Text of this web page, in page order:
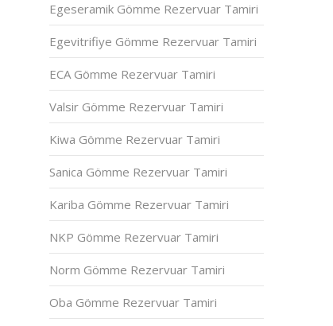
Egeseramik Gömme Rezervuar Tamiri
Egevitrifiye Gömme Rezervuar Tamiri
ECA Gömme Rezervuar Tamiri
Valsir Gömme Rezervuar Tamiri
Kiwa Gömme Rezervuar Tamiri
Sanica Gömme Rezervuar Tamiri
Kariba Gömme Rezervuar Tamiri
NKP Gömme Rezervuar Tamiri
Norm Gömme Rezervuar Tamiri
Oba Gömme Rezervuar Tamiri